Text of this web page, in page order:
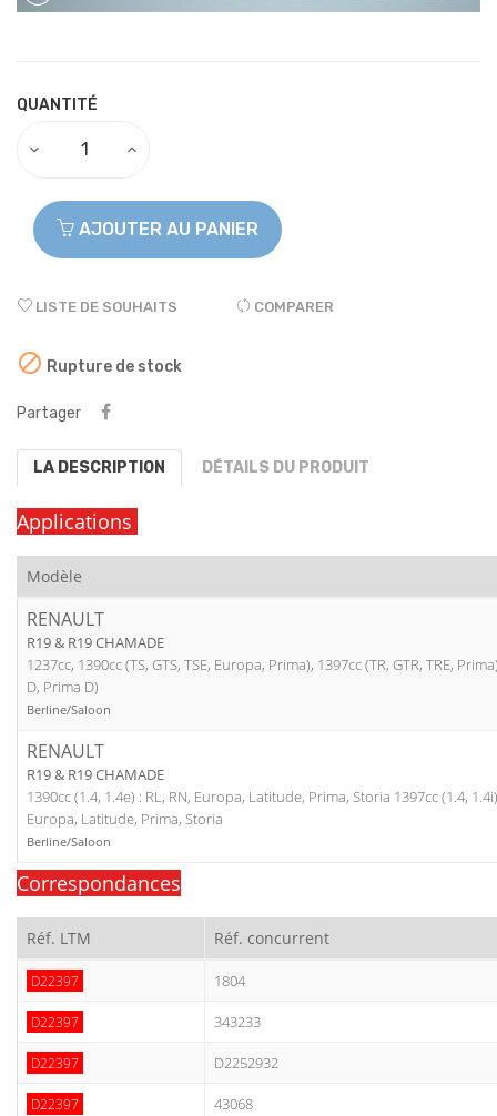
QUANTITÉ
AJOUTER AU PANIER
LISTE DE SOUHAITS COMPARER
 Rupture de stock
Partager
LA DESCRIPTION DÉTAILS DU PRODUIT
Applications
Modèle
RENAULT
R19 & R19 CHAMADE
1237cc, 1390cc (TS, GTS, TSE, Europa, Prima), 1397cc (TR, GTR, TRE,
D, Prima D)
Berline/Saloon
RENAULT
R19 & R19 CHAMADE
1390cc (1.4, 1.4e) : RL, RN, Europa, Latitude, Prima, Storia 1397cc (1.4,
Europa, Latitude, Prima, Storia
Berline/Saloon
Correspondances
Réf. LTM Réf. concurrent
D22397 1804
D22397 343233
D22397 D2252932
D22397 43068